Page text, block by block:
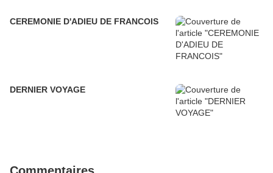
CEREMONIE D'ADIEU DE FRANCOIS
DERNIER VOYAGE